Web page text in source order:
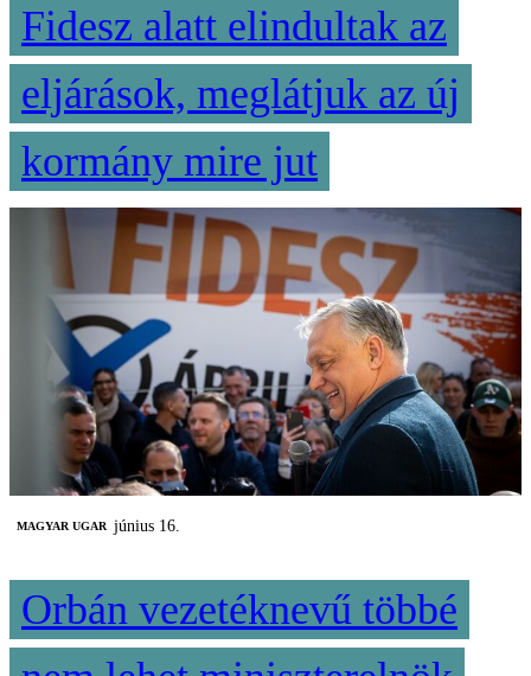
Fidesz alatt elindultak az
eljárások, meglátjuk az új
kormány mire jut
MAGYAR UGAR június 16.
Orbán vezetéknevű többé